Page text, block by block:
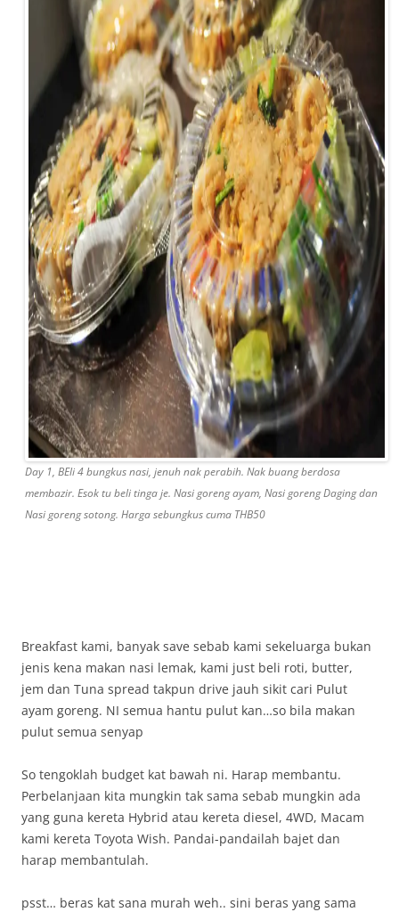
Day 1, BEli 4 bungkus nasi, jenuh nak perabih. Nak buang berdosa
membazir. Esok tu beli tinga je. Nasi goreng ayam, Nasi goreng Daging dan
Nasi goreng sotong. Harga sebungkus cuma THB50
Breakfast kami, banyak save sebab kami sekeluarga bukan
jenis kena makan nasi lemak, kami just beli roti, butter,
jem dan Tuna spread takpun drive jauh sikit cari Pulut
ayam goreng. NI semua hantu pulut kan…so bila makan
pulut semua senyap
So tengoklah budget kat bawah ni. Harap membantu.
Perbelanjaan kita mungkin tak sama sebab mungkin ada
yang guna kereta Hybrid atau kereta diesel, 4WD, Macam
kami kereta Toyota Wish. Pandai-pandailah bajet dan
harap membantulah.
psst… beras kat sana murah weh.. sini beras yang sama